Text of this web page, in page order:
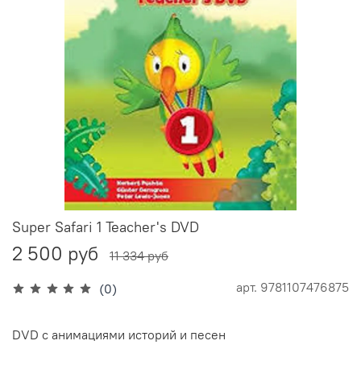
(0) арт. 9781107476875
Super Safari 1 Teacher's DVD
2 500 руб 11 334 руб
DVD с анимациями историй и песен